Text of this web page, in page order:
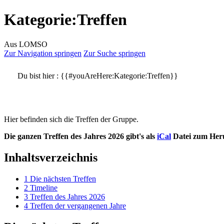
Kategorie:Treffen
Aus LOMSO
Zur Navigation springen Zur Suche springen
Du bist hier : {{#youAreHere:Kategorie:Treffen}}
Hier befinden sich die Treffen der Gruppe.
Die ganzen Treffen des Jahres 2026 gibt's als iCal Datei zum
Inhaltsverzeichnis
1 Die nächsten Treffen
2 Timeline
3 Treffen des Jahres 2026
4 Treffen der vergangenen Jahre